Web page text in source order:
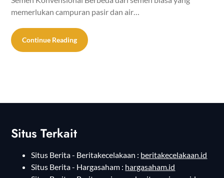
memerlukan campuran pasir dan air…
Continue Reading
Situs Terkait
Situs Berita - Beritakecelakaan : beritakecelakaan.id
Situs Berita - Hargasaham : hargasaham.id